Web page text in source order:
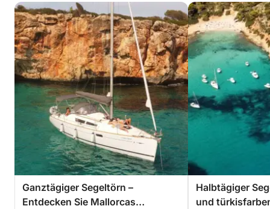
Ganztägiger Segeltörn –
Entdecken Sie Mallorcas
Halbtägiger
und